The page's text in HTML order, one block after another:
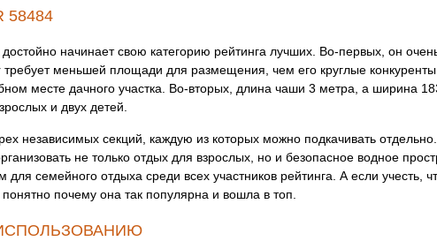
58484
начинает свою категорию рейтинга лучших. Во-первых, он
требует меньшей площади для размещения, чем его круглые
месте дачного участка. Во-вторых, длина чаши 3 метра, а ширина
и двух детей.
независимых секций, каждую из которых можно подкачивать
не только отдых для взрослых, но и безопасное водное
семейного отдыха среди всех участников рейтинга. А если учесть,
почему она так популярна и вошла в топ.